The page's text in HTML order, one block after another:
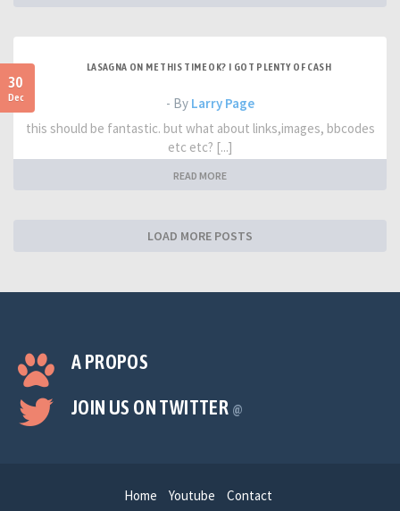
30
Dec
LASAGNA ON ME THIS TIME OK? I GOT PLENTY OF CASH
- By Larry Page
this should be fantastic. but what about links,images, bbcodes
etc etc? [...]
READ MORE
LOAD MORE POSTS
A PROPOS
JOIN US ON TWITTER @
Home Youtube Contact